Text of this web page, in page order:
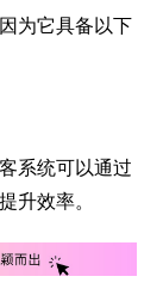
为它具备以下
系统可以通过
升效率。